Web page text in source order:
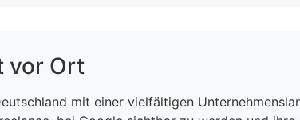
vor Ort
mit einer vielfältigen